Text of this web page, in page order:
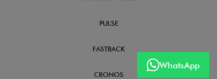
WhatsApp
PULSE
FASTBACK
CRONOS